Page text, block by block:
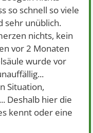
so schnell so viele
sehr unüblich.
nichts, kein
vor 2 Monaten
wurde vor
Situation,
Deshalb hier die
kennt oder eine